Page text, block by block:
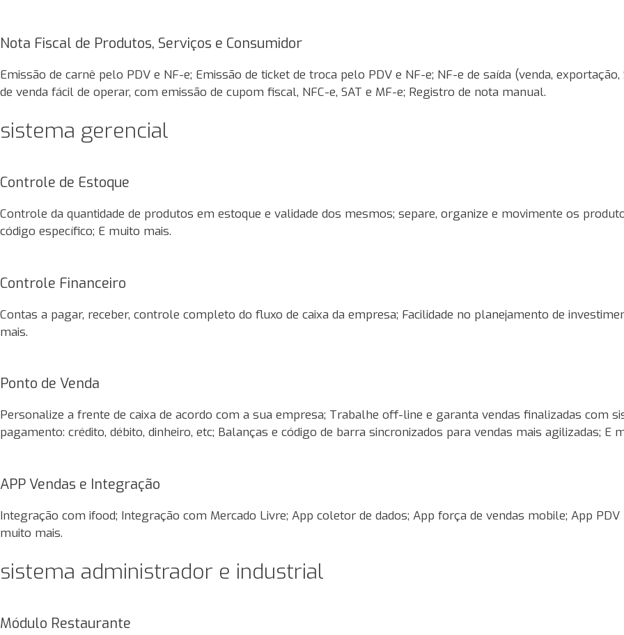
Nota Fiscal de Produtos, Serviços e Consumidor
Emissão de carnê pelo PDV e NF-e; Emissão de ticket de troca pelo PDV e NF-e; NF-e de saída (venda,
de venda fácil de operar, com emissão de cupom fiscal, NFC-e, SAT e MF-e; Registro de nota manual.
sistema gerencial
Controle de Estoque
Controle da quantidade de produtos em estoque e validade dos mesmos; separe, organize e movimente os
código específico; E muito mais.
Controle Financeiro
Contas a pagar, receber, controle completo do fluxo de caixa da empresa; Facilidade no planejamento de
mais.
Ponto de Venda
Personalize a frente de caixa de acordo com a sua empresa; Trabalhe off-line e garanta vendas finalizadas com
pagamento: crédito, débito, dinheiro, etc; Balanças e código de barra sincronizados para vendas mais agilizadas; E
APP Vendas e Integração
Integração com ifood; Integração com Mercado Livre; App coletor de dados; App força de vendas mobile; App
muito mais.
sistema administrador e industrial
Módulo Restaurante